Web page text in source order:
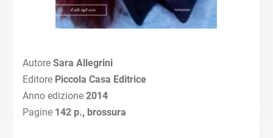
Autore Sara Allegrini
Editore Piccola Casa Editrice
Anno edizione 2014
Pagine 142 p., brossura